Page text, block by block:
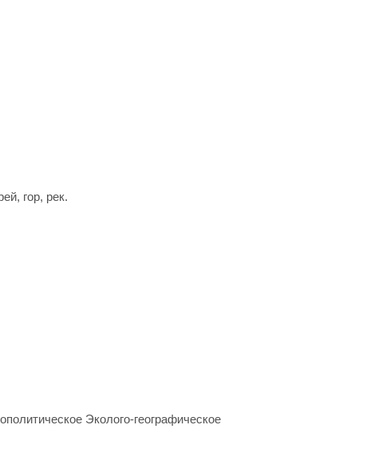
гор, рек.
Эколого-географическое